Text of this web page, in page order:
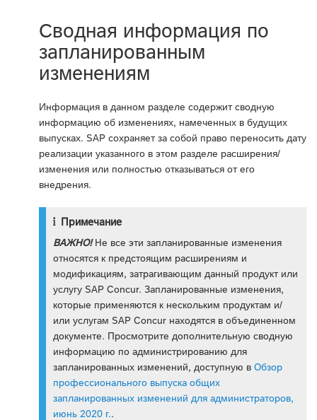
Сводная информация по
запланированным
изменениям
Информация в данном разделе содержит сводную
информацию об изменениях, намеченных в будущих
выпусках. SAP сохраняет за собой право переносить дату
реализации указанного в этом разделе расширения/
изменения или полностью отказываться от его
внедрения.
Примечание
ВАЖНО!Не все эти запланированные изменения
относятся к предстоящим расширениям и
модификациям, затрагивающим данный продукт или
услугу SAP Concur. Запланированные изменения,
которые применяются к нескольким продуктам и/
или услугам SAP Concur находятся в объединенном
документе. Просмотрите дополнительную сводную
информацию по администрированию для
запланированных изменений, доступную вОбзор
профессионального выпуска общих
запланированных изменений для администраторов,
июнь 2020 г..